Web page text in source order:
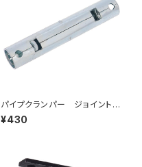
パイプクランパー ジョイント
25.4
¥430